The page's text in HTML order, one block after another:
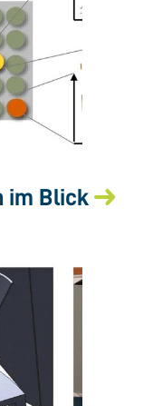
im Blick